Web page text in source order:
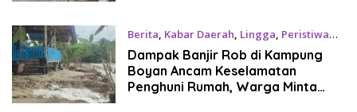
Berita, Kabar Daerah, Lingga, Peristiwa
Januari 13, 2025
Dampak Banjir Rob di Kampung
Boyan Ancam Keselamatan
Penghuni Rumah, Warga Minta